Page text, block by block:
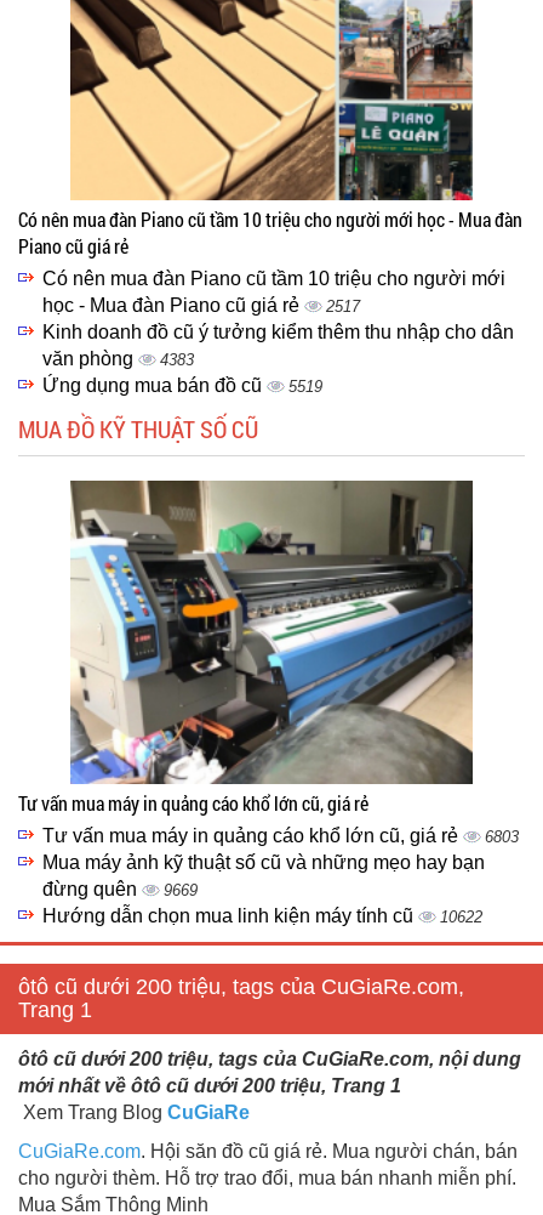
Có nên mua đàn Piano cũ tầm 10 triệu cho người mới học - Mua đàn
Piano cũ giá rẻ
Có nên mua đàn Piano cũ tầm 10 triệu cho người mới
học - Mua đàn Piano cũ giá rẻ
2517
Kinh doanh đồ cũ ý tưởng kiểm thêm thu nhập cho dân
văn phòng
4383
Ứng dụng mua bán đồ cũ 5519
MUA ĐỒ KỸ THUẬT SỐ CŨ
Tư vấn mua máy in quảng cáo khổ lớn cũ, giá rẻ
Tư vấn mua máy in quảng cáo khổ lớn cũ, giá rẻ 6803
Mua máy ảnh kỹ thuật số cũ và những mẹo hay bạn
đừng quên
9669
Hướng dẫn chọn mua linh kiện máy tính cũ 10622
ôtô cũ dưới 200 triệu, tags của CuGiaRe.com,
Trang 1
ôtô cũ dưới 200 triệu, tags của CuGiaRe.com, nội dung
mới nhất về ôtô cũ dưới 200 triệu, Trang 1
Xem Trang Blog CuGiaRe
CuGiaRe.com. Hội săn đồ cũ giá rẻ. Mua người chán, bán
cho người thèm. Hỗ trợ trao đổi, mua bán nhanh miễn phí.
Mua Sắm Thông Minh